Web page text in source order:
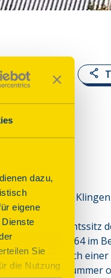
dazu,
eigene
Sie
die Nutzung
die Herren von
ließ die
Amtssitz
ab 1864 im
Nach einer
Projekts „Summer